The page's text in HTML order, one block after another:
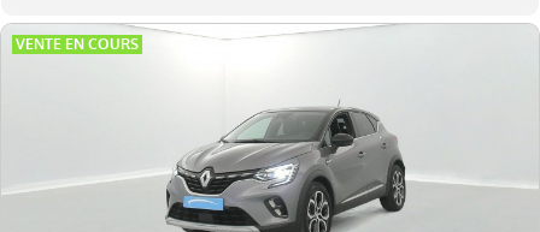
VENTE EN COURS